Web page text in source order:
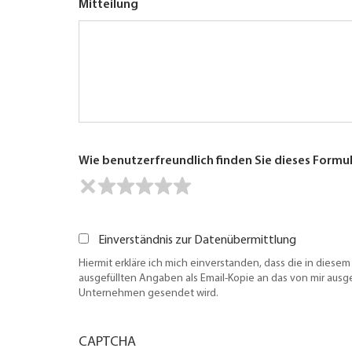
Mitteilung
Wie benutzerfreundlich finden Sie dieses
Einverständnis zur Datenübermittlung
Hiermit erkläre ich mich einverstanden, dass die in diesem
ausgefüllten Angaben als Email-Kopie an das von mir
Unternehmen gesendet wird.
CAPTCHA